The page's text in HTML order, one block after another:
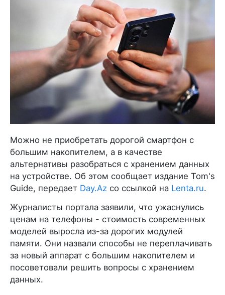
Можно не приобретать дорогой смартфон с
большим накопителем, а в качестве
альтернативы разобраться с хранением данных
на устройстве. Об этом сообщает издание Tom's
Guide, передает Day.Az со ссылкой на Lenta.ru.
Журналисты портала заявили, что ужаснулись
ценам на телефоны - стоимость современных
моделей выросла из-за дорогих модулей
памяти. Они назвали способы не переплачивать
за новый аппарат с большим накопителем и
посоветовали решить вопросы с хранением
данных.